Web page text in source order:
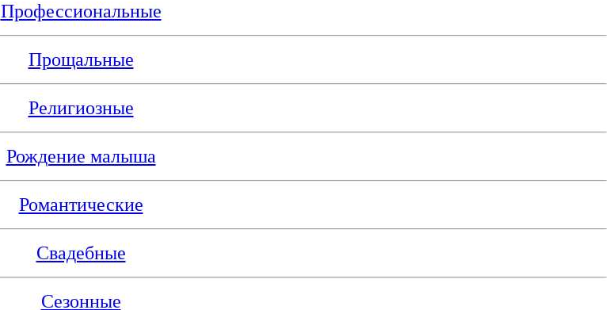
Профессиональные
Прощальные
Религиозные
Рождение малыша
Романтические
Свадебные
Сезонные